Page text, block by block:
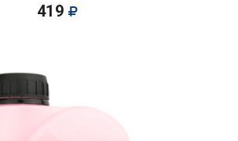
419